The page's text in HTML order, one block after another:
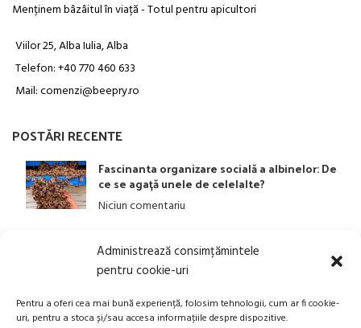
Administrează consimțămintele
pentru cookie-uri
Pentru a oferi cea mai bună experiență, folosim tehnologii, cum ar fi cookie-
uri, pentru a stoca și/sau accesa informațiile despre dispozitive.
Menținem bâzâitul în viață - Totul pentru apicultori
Viilor 25, Alba Iulia, Alba
Telefon: +40 770 460 633
Mail: comenzi@beepry.ro
POSTĂRI RECENTE
Fascinanta organizare socială a albinelor: De
ce se agață unele de celelalte?
Niciun comentariu
LINK-URI UTILE
ANPC
Politica privind Prelucrarea Datelor Personale​